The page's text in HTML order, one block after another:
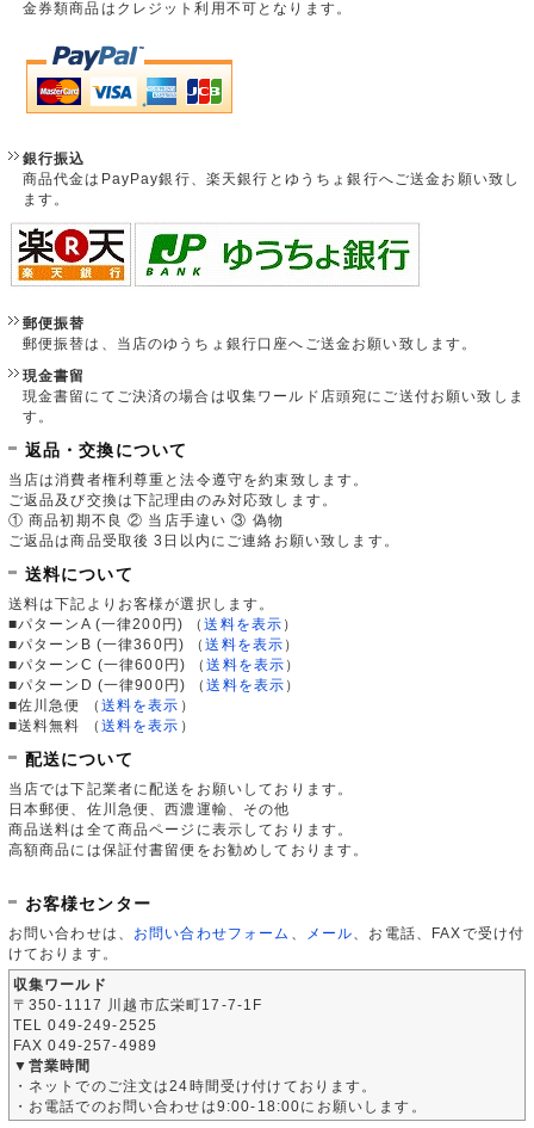
金券類商品はクレジット利用不可となります。
銀行振込
商品代金はPayPay銀行、楽天銀行とゆうちょ銀行へご送金お願い致し
ます。
郵便振替
郵便振替は、当店のゆうちょ銀行口座へご送金お願い致します。
現金書留
現金書留にてご決済の場合は収集ワールド店頭宛にご送付お願い致しま
す。
返品・交換について
当店は消費者権利尊重と法令遵守を約束致します。
ご返品及び交換は下記理由のみ対応致します。
① 商品初期不良 ② 当店手違い ③ 偽物
ご返品は商品受取後 3日以内にご連絡お願い致します。
送料について
送料は下記よりお客様が選択します。
■パターンA (一律200円)
（送料を表示 ）
■パターンB (一律360円)
（送料を表示 ）
■パターンC (一律600円)
（送料を表示 ）
■パターンD (一律900円)
（送料を表示 ）
■佐川急便
（ 送料を表示 ）
■送料無料
（ 送料を表示 ）
配送について
当店では下記業者に配送をお願いしております。
日本郵便、佐川急便、西濃運輸、その他
商品送料は全て商品ページに表示しております。
高額商品には保証付書留便をお勧めしております。
お客様センター
お問い合わせは、 お問い合わせフォーム メール 、お電話、FAXで受け付
けております。
収集ワールド
〒350-1117 川越市広栄町17-7-1F
TEL 049-249-2525
FAX 049-257-4989
▼営業時間
・ネットでのご注文は24時間受け付けております。
・お電話でのお問い合わせは9:00-18:00にお願いします。